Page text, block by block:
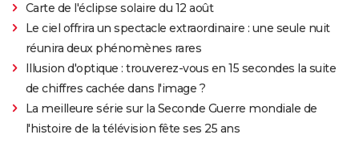
Carte de l'éclipse solaire du 12 août
Le ciel offrira un spectacle extraordinaire : une seule nuit
réunira deux phénomènes rares
Illusion d'optique : trouverez-vous en 15 secondes la suite
de chiffres cachée dans l'image ?
La meilleure série sur la Seconde Guerre mondiale de
l'histoire de la télévision fête ses 25 ans